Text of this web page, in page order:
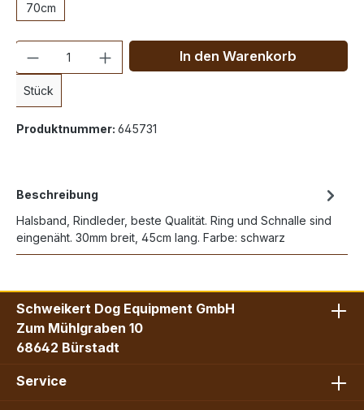
70cm
Anzahl
Stück
In den Warenkorb
Produktnummer: 645731
Beschreibung
Halsband, Rindleder, beste Qualität. Ring und Schnalle sind
eingenäht. 30mm breit, 45cm lang. Farbe: schwarz
Schweikert Dog Equipment GmbH
Zum Mühlgraben 10
68642 Bürstadt
Service